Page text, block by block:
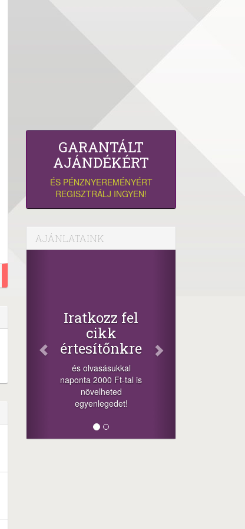
GARANTÁLT
AJÁNDÉKÉRT
ÉS PÉNZNYEREMÉNYÉRT
REGISZTRÁLJ INGYEN!
AJÁNLATAINK
Iratkozz fel
cikk
értesítőnkre
és olvasásukkal
naponta 2000 Ft-tal is
növelheted
egyenlegedet!